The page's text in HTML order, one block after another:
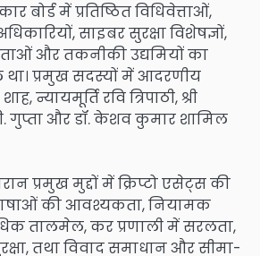
बोर्ड में प्रतिष्ठित विधिवेत्ताओं,
साइबर सुरक्षा विशेषज्ञों,
नेताओं और तकनीकी उद्यमियों का
था। प्रमुख सदस्यों में आदरणीय
न्यायमूर्ति रवि त्रिपाठी, श्री
गुप्ता और डॉ. केशव कुमार शामिल
प्रमुख मुद्दों में क्रिप्टो एसेट्स की
की आवश्यकता, नियामक
तालमेल, कर प्रणाली में सरलता,
तथा विवाद समाधान और सीमा-